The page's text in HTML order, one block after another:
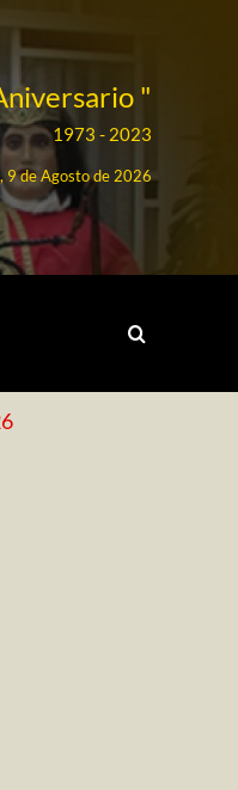
"
1973 - 2023
9 de Agosto de 2026